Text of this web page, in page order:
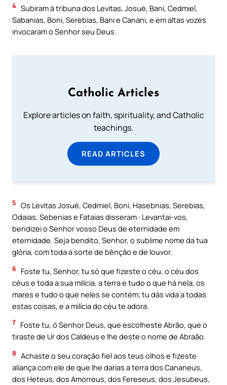
4 Subiram à tribuna dos Levitas, Josué, Bani, Cedmiel,
Sabanias, Boni, Serebías, Bani e Canani, e em altas vozes
invocaram o Senhor seu Deus.
Catholic Articles
Explore articles on faith, spirituality, and Catholic
teachings.
READ ARTICLES
5 Os Levitas Josué, Cedmiel, Boni, Hasebnias, Serebias,
Odaias, Sebenias e Fataias disseram : Levantai-vos,
bendizei o Senhor vosso Deus de eternidade em
eternidade. Seja bendito, Senhor, o sublime nome da tua
glória, com toda a sorte de bênção e de louvor.
6 Foste tu, Senhor, tu só que fizeste o céu, o céu dos
céus e toda a sua milícia, a terra e tudo o que há nela, os
mares e tudo o que neles se contém; tu dás vida a todas
estas coisas, e a milícia do céu te adora.
7 Foste tu, ó Senhor Deus, que escolheste Abrão, que o
tiraste de Ur dos Caldeus e lhe deste o nome de Abraão.
8 Achaste o seu coração fiel aos teus olhos e fizeste
aliança com ele de que lhe darias a terra dos Cananeus,
dos Heteus, dos Amorreus, dos Fereseus, dos Jesubeus,